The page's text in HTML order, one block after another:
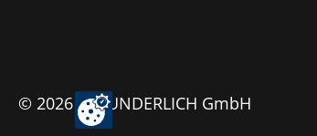
© 2026 | WUNDERLICH GmbH